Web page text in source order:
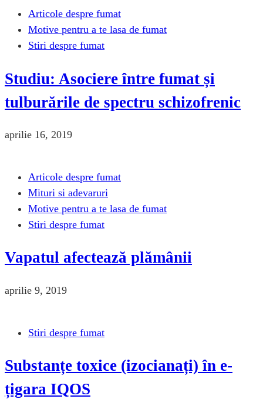
Articole despre fumat
Motive pentru a te lasa de fumat
Stiri despre fumat
Studiu: Asociere între fumat și
tulburările de spectru schizofrenic
aprilie 16, 2019
Articole despre fumat
Mituri si adevaruri
Motive pentru a te lasa de fumat
Stiri despre fumat
Vapatul afectează plămânii
aprilie 9, 2019
Stiri despre fumat
Substanțe toxice (izocianați) în e-
țigara IQOS